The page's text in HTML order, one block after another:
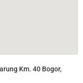
Km. 40 Bogor,